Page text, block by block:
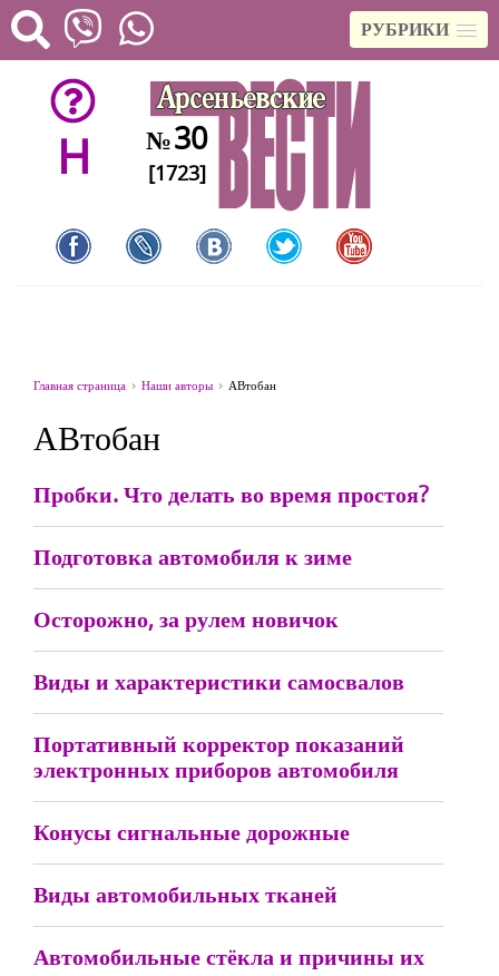
РУБРИКИ
H №30
[1723]
Главная страница Наши авторы АВтобан
АВтобан
Пробки. Что делать во время простоя?
Подготовка автомобиля к зиме
Осторожно, за рулем новичок
Виды и характеристики самосвалов
Портативный корректор показаний
электронных приборов автомобиля
Конусы сигнальные дорожные
Виды автомобильных тканей
Автомобильные стёкла и причины их